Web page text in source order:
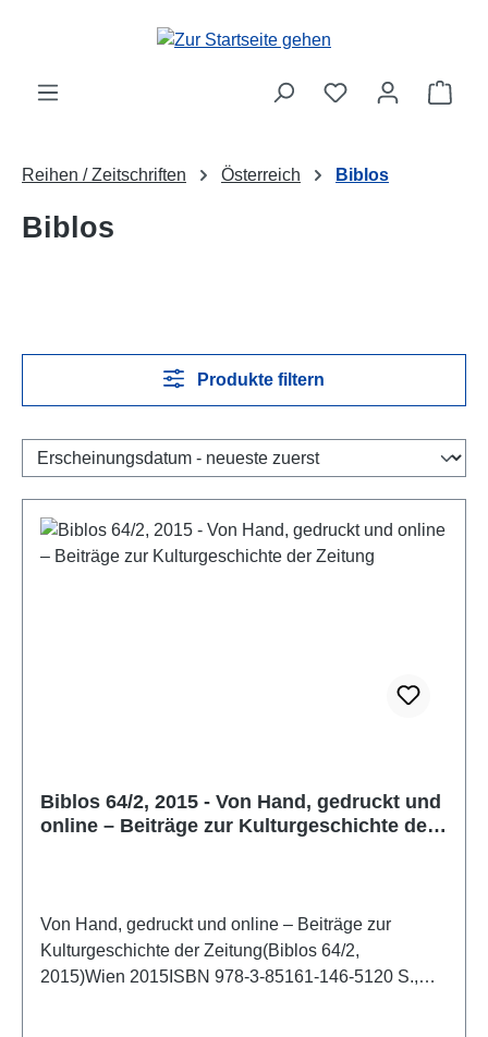
Zum Hauptinhalt springen
Reihen / Zeitschriften Österreich Biblos
Biblos
Produkte filtern
Biblos 64/2, 2015 - Von Hand, gedruckt und
online – Beiträge zur Kulturgeschichte der
Von Hand, gedruckt und online – Beiträge zur
Kulturgeschichte der Zeitung(Biblos 64/2,
2015)Wien 2015ISBN 978-3-85161-146-5120 S.,